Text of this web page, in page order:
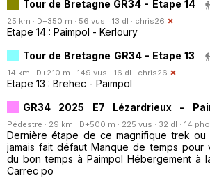
Tour de Bretagne GR34 - Etape 14
25 km · D+350 m · 56 vus · 13 dl · chris26
Etape 14 : Paimpol - Kerloury
Tour de Bretagne GR34 - Etape 13
14 km · D+210 m · 149 vus · 16 dl · chris26
Etape 13 : Brehec - Paimpol
GR34 2025 E7 Lézardrieux -
Pédestre · 29 km · D+500 m · 225 vus · 32 dl · 14
Dernière étape de ce magnifique trek
jamais fait défaut Manque de temps pour
du bon temps à Paimpol Hébergement à
Carrec po